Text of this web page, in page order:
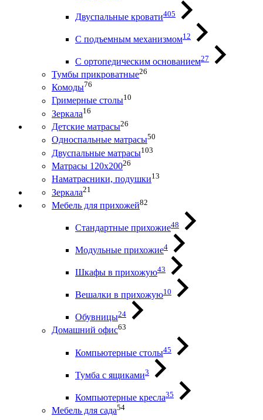
Двуспальные кровати405
С подъемным механизмом12
С ортопедическим основанием27
Тумбы прикроватные26
Комоды76
Гримерные столы10
Зеркала16
Детские матрасы26
Односпальные матрасы50
Двуспальные матрасы103
Матрасы 120х20026
Наматрасники, подушки13
Зеркала21
Мебель для прихожей82
Стандартные прихожие48
Модульные прихожие4
Шкафы в прихожую43
Вешалки в прихожую10
Обувницы24
Домашний офис63
Компьютерные столы45
Тумба с ящиками3
Компьютерные кресла35
Мебель для сада54